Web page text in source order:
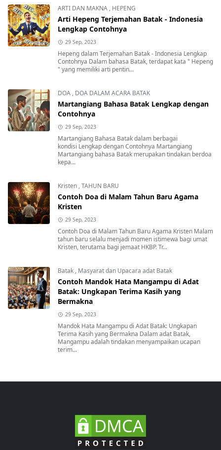
ARTI DAN MAKNA , HEPENG
Arti Hepeng Terjemahan Batak - Indonesia
Lengkap Contohnya
29 Sep, 2023
Hepeng dalam Terjemahan Batak - Indonesia Lengkap
Contohnya Dalam bahasa Batak, terdapat kata " Hepeng
" yang memiliki arti pentin...
DOA , DOA DALAM ACARA BATAK
Martangiang Bahasa Batak Lengkap dengan
Contohnya
29 Sep, 2023
Martangiang Bahasa Batak dalam berbagai
kondisi Lengkap dengan Contohnya Martangiang
Martangiang bahasa Batak merupakan tindakan berdoa
kepa...
Kristen ,TAHUN BARU
Contoh Doa di Malam Tahun Baru Agama
Kristen
29 Sep, 2023
Contoh Doa di Malam Tahun Baru Agama Kristen Malam
tahun baru selalu menjadi momen istimewa bagi umat
Kristen, terutama bagi jemaat HKBP. Tr...
Batak , Masyarat dan Upacara adat Batak
Contoh Mandok Hata Mangampu di Adat
Batak: Ungkapan Terima Kasih yang
Bermakna
29 Sep, 2023
Mandok Hata Mangampu di Adat Batak: Ungkapan
Terima Kasih yang Bermakna Dalam adat Batak,
Mangampu adalah tindakan menyampaikan ucapan
terim...